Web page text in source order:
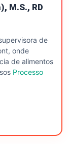
M.S., RD
de
onde
de alimentos
Processo